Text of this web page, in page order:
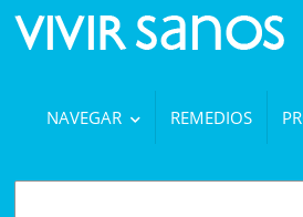
NAVEGAR REMEDIOS
BUSCAR